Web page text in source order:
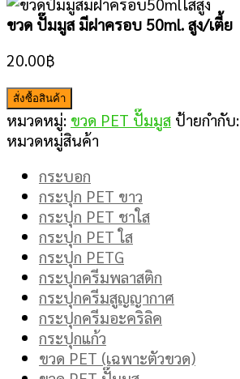
ขวด ปั๊มมูส มีฝาครอบ 50ml. สูง/เตี้ย
20.00฿
สั่งซื้อสินค้า
หมวดหมู่: ขวด PET ปั๊มมูส ป้ายกำกับ:
หมวดหมู่สินค้า
กระบอก
กระปุก PET ขาว
กระปุก PET ชาใส
กระปุก PET ใส
กระปุก PETG
กระปุกครีมพลาสติก
กระปุกครีมสูญญากาศ
กระปุกครีมอะคริลิค
กระปุกแก้ว
ขวด PET (เฉพาะตัวขวด)